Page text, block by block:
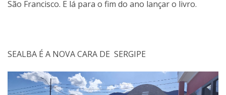
São Francisco. E lá para o fim do ano lançar o livro.
SEALBA É A NOVACARA DE SERGIPE